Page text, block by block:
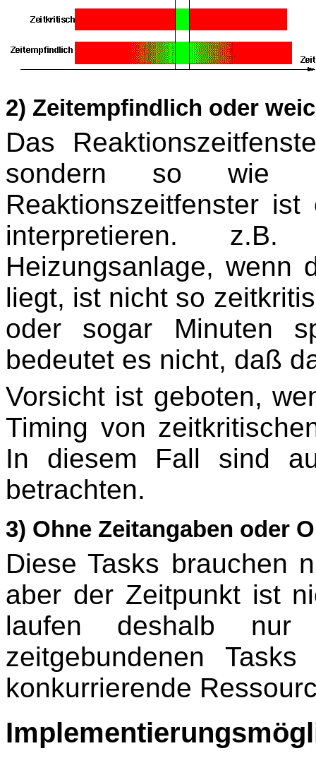
2) Zeitempfindlich oder
Das
sondern so wie
Reaktionszeitfenster
interpretieren.
Heizungsanlage, wenn
liegt, ist nicht so
oder sogar Minuten
bedeutet es nicht, daß
Vorsicht ist geboten,
Timing von
In diesem Fall sind
betrachten.
3) Ohne Zeitangaben oder
Diese Tasks brauchen
aber der Zeitpunkt ist
laufen deshalb
zeitgebundenen
konkurrierende